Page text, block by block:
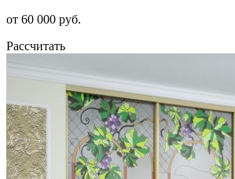
от 60 000 руб.
Рассчитать